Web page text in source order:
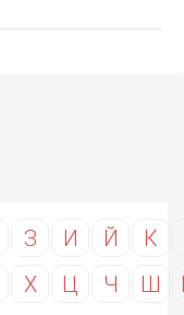
З И Й К
Х Ц Ч Ш